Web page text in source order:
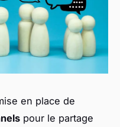
en place de
pour le partage